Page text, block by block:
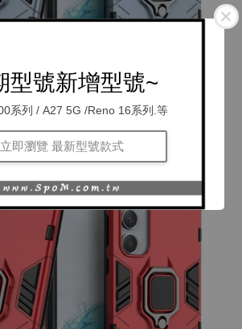
型號新增型號~
系列 / A27 5G /Reno 16系列.等
立即瀏覽 最新型號款式